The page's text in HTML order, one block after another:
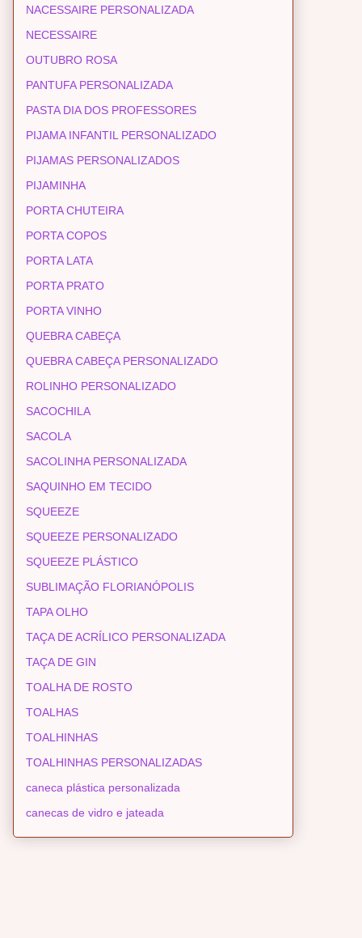
NACESSAIRE PERSONALIZADA
NECESSAIRE
OUTUBRO ROSA
PANTUFA PERSONALIZADA
PASTA DIA DOS PROFESSORES
PIJAMA INFANTIL PERSONALIZADO
PIJAMAS PERSONALIZADOS
PIJAMINHA
PORTA CHUTEIRA
PORTA COPOS
PORTA LATA
PORTA PRATO
PORTA VINHO
QUEBRA CABEÇA
QUEBRA CABEÇA PERSONALIZADO
ROLINHO PERSONALIZADO
SACOCHILA
SACOLA
SACOLINHA PERSONALIZADA
SAQUINHO EM TECIDO
SQUEEZE
SQUEEZE PERSONALIZADO
SQUEEZE PLÁSTICO
SUBLIMAÇÃO FLORIANÓPOLIS
TAPA OLHO
TAÇA DE ACRÍLICO PERSONALIZADA
TAÇA DE GIN
TOALHA DE ROSTO
TOALHAS
TOALHINHAS
TOALHINHAS PERSONALIZADAS
caneca plástica personalizada
canecas de vidro e jateada